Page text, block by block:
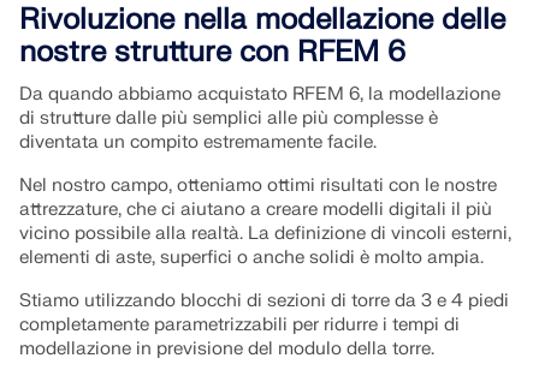
Rivoluzione nella modellazione delle
nostre strutture con RFEM 6
Da quando abbiamo acquistato RFEM 6, la modellazione
di strutture dalle più semplici alle più complesse è
diventata un compito estremamente facile.
Nel nostro campo, otteniamo ottimi risultati con le nostre
attrezzature, che ci aiutano a creare modelli digitali il più
vicino possibile alla realtà. La definizione di vincoli esterni,
elementi di aste, superfici o anche solidi è molto ampia.
Stiamo utilizzando blocchi di sezioni di torre da 3 e 4 piedi
completamente parametrizzabili per ridurre i tempi di
modellazione in previsione del modulo della torre.